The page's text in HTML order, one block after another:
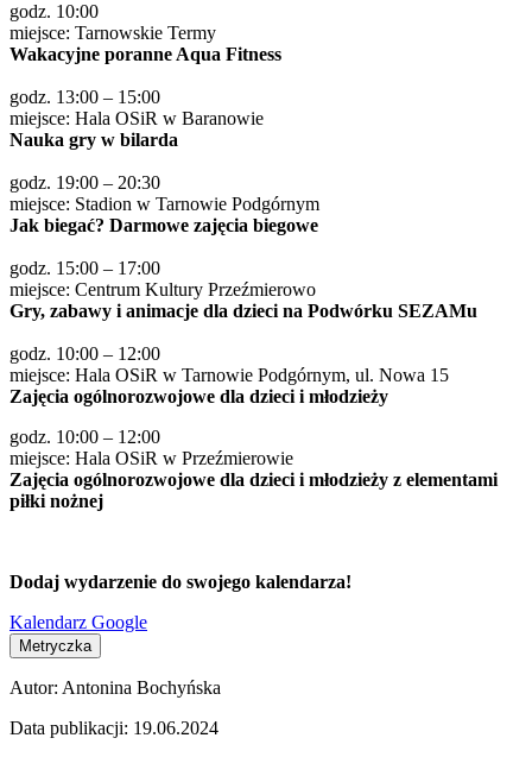
godz. 10:00
miejsce: Tarnowskie Termy
Wakacyjne poranne Aqua Fitness
godz. 13:00 – 15:00
miejsce: Hala OSiR w Baranowie
Nauka gry w bilarda
godz. 19:00 – 20:30
miejsce: Stadion w Tarnowie Podgórnym
Jak biegać? Darmowe zajęcia biegowe
godz. 15:00 – 17:00
miejsce: Centrum Kultury Przeźmierowo
Gry, zabawy i animacje dla dzieci na Podwórku SEZAMu
godz. 10:00 – 12:00
miejsce: Hala OSiR w Tarnowie Podgórnym, ul. Nowa 15
Zajęcia ogólnorozwojowe dla dzieci i młodzieży
godz. 10:00 – 12:00
miejsce: Hala OSiR w Przeźmierowie
Zajęcia ogólnorozwojowe dla dzieci i młodzieży z elementami
piłki nożnej
Dodaj wydarzenie do swojego kalendarza!
Kalendarz Google
Metryczka
Autor: Antonina Bochyńska
Data publikacji: 19.06.2024